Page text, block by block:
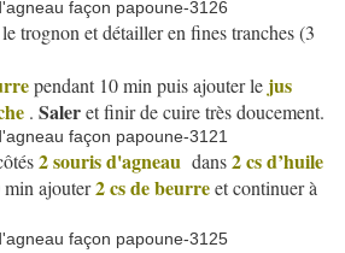
trognon et détailler en fines tranches (3
pendant 10 min puis ajouter le jus
. Saleret finir de cuire très doucement.
2 souris d'agneau dans2 cs d’huile
ajouter2 cs de beurreet continuer à